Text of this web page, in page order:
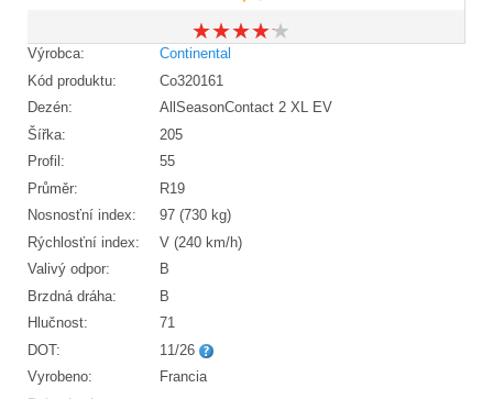
★★★★★
★★★★★
Výrobca:
Continental
Kód produktu:
Co320161
Dezén:
AllSeasonContact 2 XL EV
Šířka:
205
Profil:
55
Průměr:
R19
Nosnosťní index:
97 (730 kg)
Rýchlosťní index:
V (240 km/h)
Valivý odpor:
B
Brzdná dráha:
B
Hlučnost:
71
DOT:
11/26
Vyrobeno:
Francia